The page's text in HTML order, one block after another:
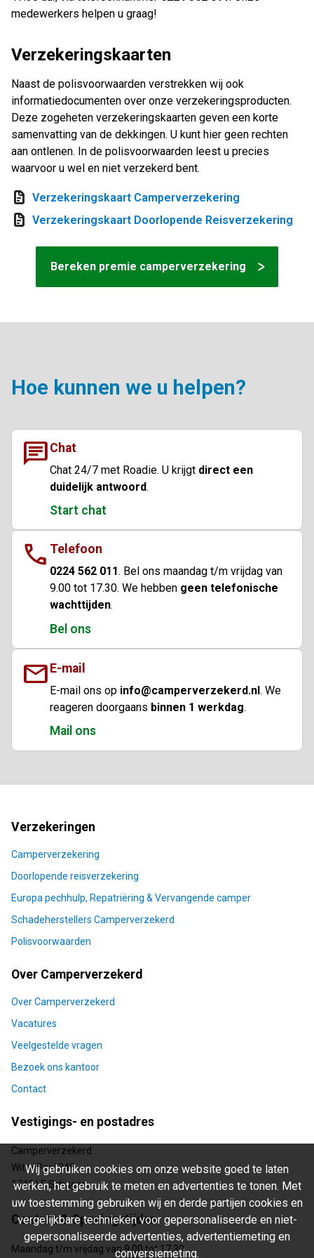
Aankooptips
Handige informatie
Jaarlijkse kosten camper
Camper importeren
Zitplaatsen campers & Gordels
Camperstallingen
Campermerken
medewerkers helpen u graag!
Verzekeringskaarten
Naast de polisvoorwaarden verstrekken wij ook
informatiedocumenten over onze verzekeringsproducten.
Deze zogeheten verzekeringskaarten geven een korte
samenvatting van de dekkingen. U kunt hier geen rechten
aan ontlenen. In de polisvoorwaarden leest u precies
waarvoor u wel en niet verzekerd bent.
Verzekeringskaart Camperverzekering
Verzekeringskaart Doorlopende Reisverzekering
Bereken premie camperverzekering
Hoe kunnen we u helpen?
chat Chat
Chat 24/7 met Roadie. U krijgt direct een
duidelijk antwoord.
Start chat
call Telefoon
0224 562 011. Bel ons maandag t/m vrijdag van
9.00 tot 17.30. We hebben geen telefonische
wachttijden.
Bel ons
mail E-mail
E-mail ons op info@camperverzekerd.nl. We
reageren doorgaans binnen 1 werkdag.
Mail ons
Verzekeringen
Camperverzekering
Doorlopende reisverzekering
Europa pechhulp, Repatriëring & Vervangende camper
Schadeherstellers Camperverzekerd
Polisvoorwaarden
Over Camperverzekerd
Over Camperverzekerd
Vacatures
Veelgestelde vragen
Bezoek ons kantoor
Contact
Vestigings- en postadres
Camperverzekerd
Witte Paal 349
1742 LE Schagen
Contact & Openingstijden
Maandag t/m vrijdag van 9.00 tot 17.30
Wij gebruiken cookies om onze website goed te laten
werken, het gebruik te meten en advertenties te tonen. Met
uw toestemming gebruiken wij en derde partijen cookies en
vergelijkbare technieken voor gepersonaliseerde en niet-
gepersonaliseerde advertenties, advertentiemeting en
conversiemeting.